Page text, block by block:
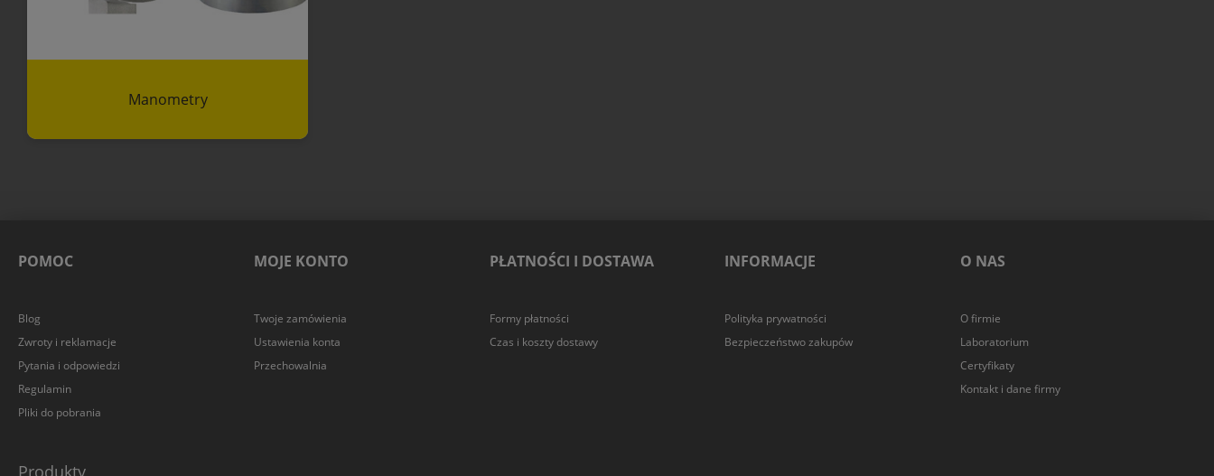
Manometry
POMOC
Blog
Zwroty i reklamacje
Pytania i odpowiedzi
Regulamin
Pliki do pobrania
MOJE KONTO
Twoje zamówienia
Ustawienia konta
Przechowalnia
PŁATNOŚCI I DOSTAWA
Formy płatności
Czas i koszty dostawy
INFORMACJE
Polityka prywatności
Bezpieczeństwo zakupów
O NAS
O firmie
Laboratorium
Certyfikaty
Kontakt i dane firmy
Produkty